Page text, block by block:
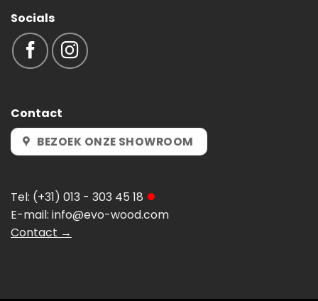
Socials
Contact
BEZOEK ONZE SHOWROOM
Tel: (+31) 013 - 303 45 18
E-mail: info@evo-wood.com
Contact →